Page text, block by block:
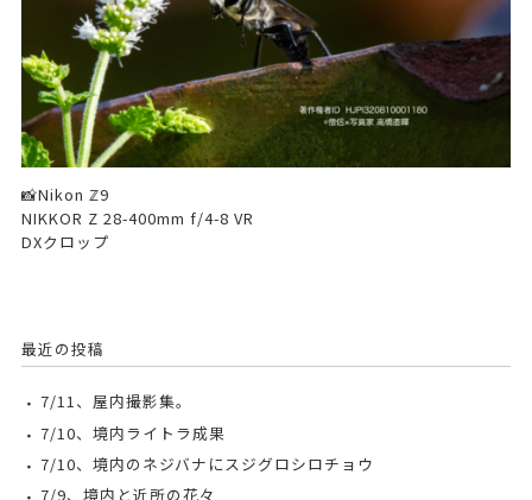
📸Nikon ℤ9
NIKKOR Z 28-400mm f/4-8 VR
DXクロップ
最近の投稿
7/11、屋内撮影集。
7/10、境内ライトラ成果
7/10、境内のネジバナにスジグロシロチョウ
7/9、境内と近所の花々